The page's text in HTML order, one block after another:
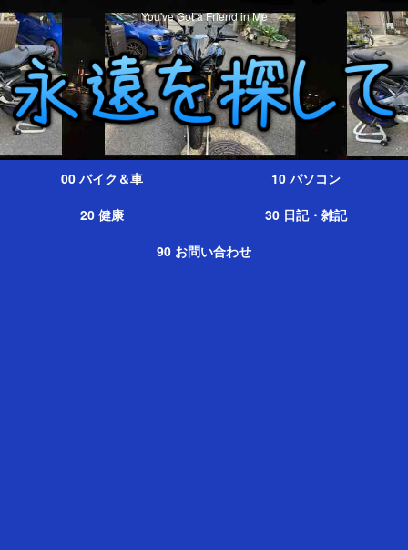
You've Got a Friend in Me
00 バイク＆車
10 パソコン
20 健康
30 日記・雑記
90 お問い合わせ